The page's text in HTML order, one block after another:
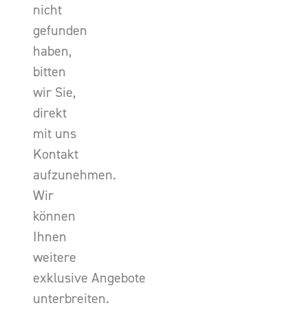
nicht
gefunden
haben,
bitten
wir Sie,
direkt
mit uns
Kontakt
aufzunehmen.
Wir
können
Ihnen
weitere
exklusive Angebote
unterbreiten.